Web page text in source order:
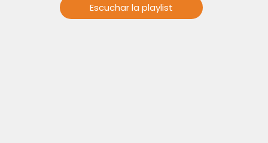
Escuchar la playlist